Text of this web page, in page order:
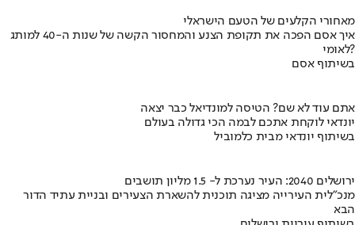
מאחורי הקלעים של הטעם הישראלי
איך אסם הפכה את תקופת הצנע והמחסור הקשה של שנות ה-40 למותג
לאומי?
בשיתוף אסם
אתם עוד לא שם? הטיסה למונדיאל כבר יצאה
יונדאי לוקחת אתכם לבמה הכי גדולה בעולם
בשיתוף יונדאי מבית כלמוביל
ירושלים 2040: העיר נערכת ל- 1.5 מליון תושבים
מנכ"לית העירייה מציגה תוכנית להשארת הצעירים ובניית עתיד הדור
הבא